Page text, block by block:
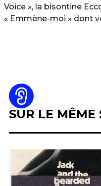
Voice », la bisontine
« Emmène-moi » dont
SUR LE MÊME